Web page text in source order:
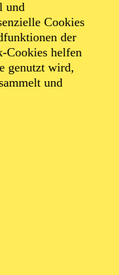
und
Cookies
der
Cookies helfen
genutzt wird,
und